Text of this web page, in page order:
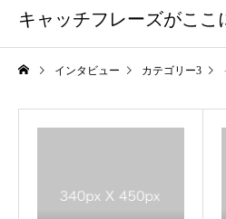
キャッチフレーズがここ
インタビュー カテゴリー3